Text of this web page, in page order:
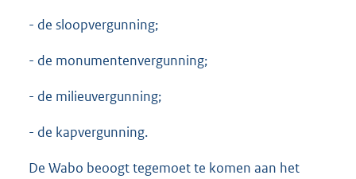
- de sloopvergunning;
- de monumentenvergunning;
- de milieuvergunning;
- de kapvergunning.
De Wabo beoogt tegemoet te komen aan het